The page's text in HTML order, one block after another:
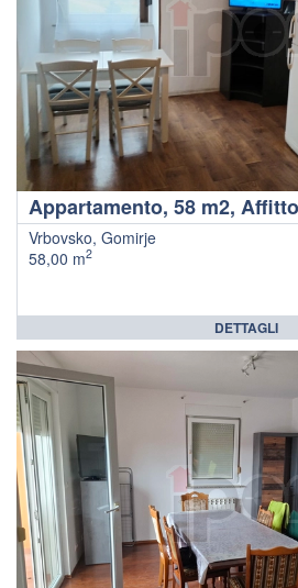
Vrbovsko, Gomirje
58,00 m2
DETTAGLI